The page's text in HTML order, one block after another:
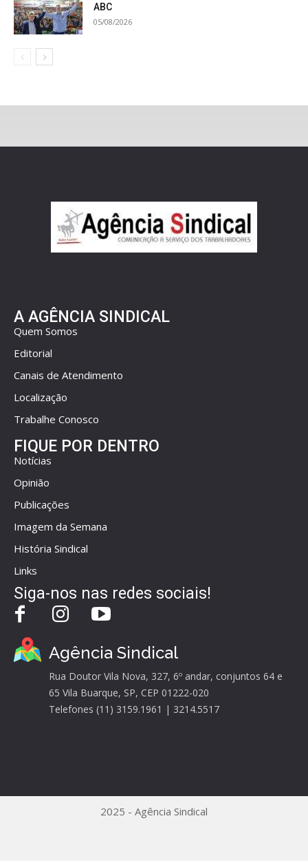
ABC
05/08/2026
A AGÊNCIA SINDICAL
Quem Somos
Editorial
Canais de Atendimento
Localização
Trabalhe Conosco
FIQUE POR DENTRO
Notícias
Opinião
Publicações
Imagem da Semana
História Sindical
Links
Siga-nos nas redes sociais!
Agência Sindical
Rua Doutor Vila Nova, 327, 6º andar, conjuntos 64 e
65 Vila Buarque, SP, CEP 01222-020
Telefones (11) 3159.1961 | 3214.5517
2025 - Agência Sindical